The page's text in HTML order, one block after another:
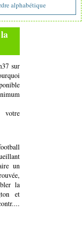
alphabétique
sur
votre
un
la
et